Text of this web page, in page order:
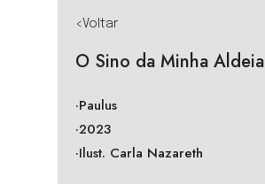
<Voltar
O Sino da Minha Aldeia
·Paulus
·2023
·Ilust. Carla Nazareth